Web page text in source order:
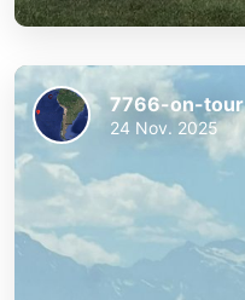
7766-on-tour
24 Nov. 2025